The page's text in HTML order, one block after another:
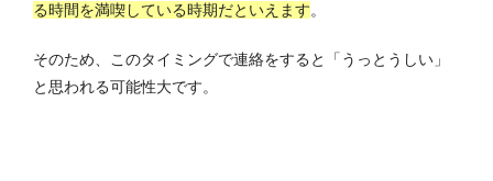
る時間を満喫している時期だといえます。
そのため、このタイミングで連絡をすると「うっとうしい」
と思われる可能性大です。